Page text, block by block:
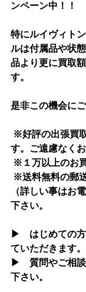
ンペーン中！！
特にルイヴィト
ルは付属品や状
品より更に買取
す。
是非この機会にご
す。ご遠慮なく
※１万以上のお
（詳しい事はお
下さい。
▶　はじめての
ていただきます。
▶　質問やご相
下さい。